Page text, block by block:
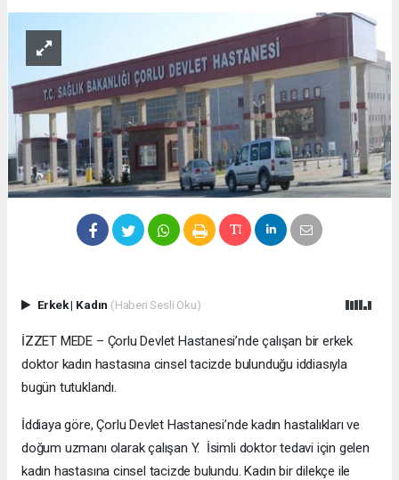
Erkek| Kadın (Haberi Sesli Oku)
İZZET MEDE – Çorlu Devlet Hastanesi’nde çalışan bir erkek
doktor kadın hastasına cinsel tacizde bulunduğu iddiasıyla
bugün tutuklandı.
İddiaya göre, Çorlu Devlet Hastanesi’nde kadın hastalıkları ve
doğum uzmanı olarak çalışan Y. İsimli doktor tedavi için gelen
kadın hastasına cinsel tacizde bulundu. Kadın bir dilekçe ile